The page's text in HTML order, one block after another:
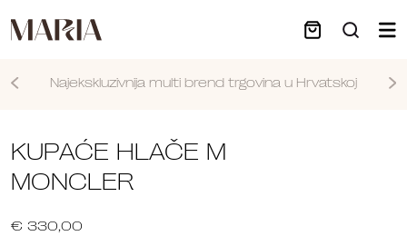
Najekskluzivnija multi brend trgovina u Hrvatskoj
KUPAĆE HLAČE M
MONCLER
€ 330,00